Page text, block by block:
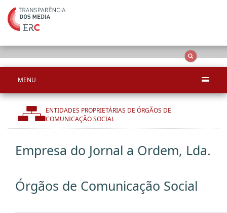
MENU
ENTIDADES PROPRIETÁRIAS DE ÓRGÃOS DE
COMUNICAÇÃO SOCIAL
Empresa do Jornal a Ordem, Lda.
Órgãos de Comunicação Social